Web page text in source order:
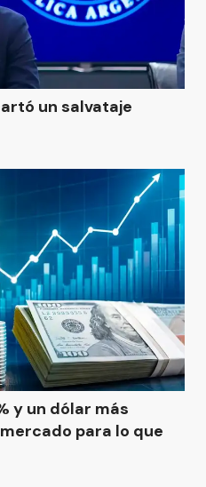
un salvataje
y un dólar más
para lo que